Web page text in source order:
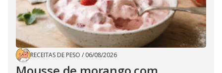
RECEITAS DE PESO / 06/08/2026